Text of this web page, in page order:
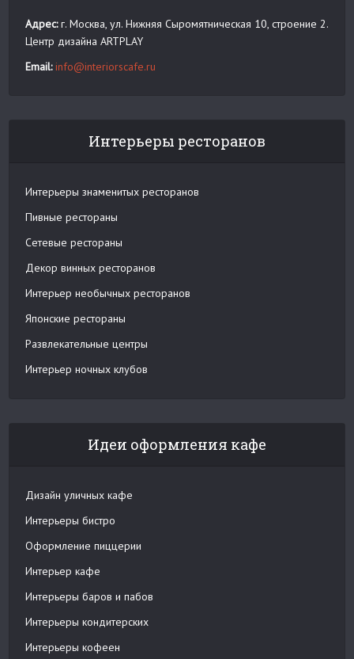
Адрес:г. Москва, ул. Нижняя Сыромятническая 10, строение 2.
Центр дизайна ARTPLAY
Email: info@interiorscafe.ru
Интерьеры ресторанов
Интерьеры знаменитых ресторанов
Пивные рестораны
Сетевые рестораны
Декор винных ресторанов
Интерьер необычных ресторанов
Японские рестораны
Развлекательные центры
Интерьер ночных клубов
Идеи оформления кафе
Дизайн уличных кафе
Интерьеры бистро
Оформление пиццерии
Интерьер кафе
Интерьеры баров и пабов
Интерьеры кондитерских
Интерьеры кофеен